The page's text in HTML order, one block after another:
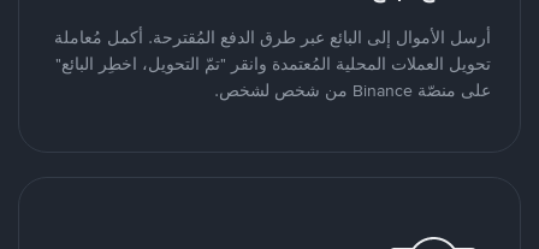
أرسل الأموال إلى البائع عبر طرق الدفع المُقترحة. أكمل مُعاملة
تحويل العملات المحلية المُعتمدة وانقر "تمّ التحويل، اخطِر البائع"
على منصّة Binance من شخص لشخص.